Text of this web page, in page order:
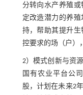
分转向水产养殖
定改造潜力的养
持，帮助其提升
控要求的场（户）
2）模式创新与资
国有农业平台公
股，计划在未来2